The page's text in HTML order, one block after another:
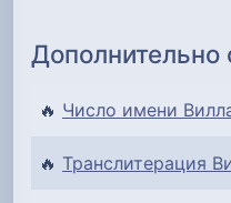
Дополнительно
🔥 Число имени
🔥 Транслитерация